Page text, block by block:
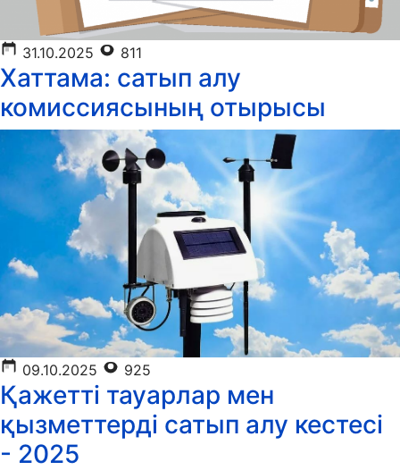
31.10.2025 811
Хаттама: сатып алу
комиссиясының отырысы
09.10.2025 925
Қажетті тауарлар мен
қызметтерді сатып алу кестесі
- 2025